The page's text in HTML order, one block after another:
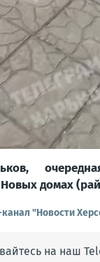
домах
"Новости
на наш